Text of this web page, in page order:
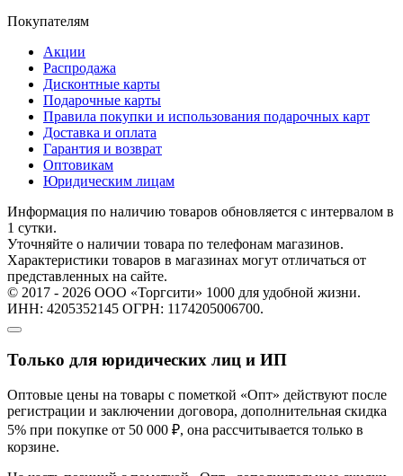
Покупателям
Акции
Распродажа
Дисконтные карты
Подарочные карты
Правила покупки и использования подарочных карт
Доставка и оплата
Гарантия и возврат
Оптовикам
Юридическим лицам
Информация по наличию товаров обновляется с интервалом в
1 сутки.
Уточняйте о наличии товара по телефонам магазинов.
Характеристики товаров в магазинах могут отличаться от
представленных на сайте.
© 2017 - 2026 ООО «Торгсити» 1000 для удобной жизни.
ИНН: 4205352145 ОГРН: 1174205006700.
Только для юридических лиц и ИП
Оптовые цены на товары с пометкой «Опт» действуют после
регистрации и заключении договора, дополнительная скидка
5% при покупке от 50 000 ₽, она рассчитывается только в
корзине.